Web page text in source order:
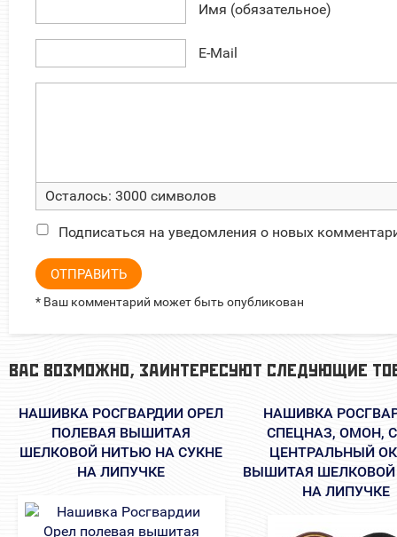
Имя (обязательное)
E-Mail
Осталось: 3000 символов
Подписаться на уведомления о новых
ОТПРАВИТЬ
* Ваш комментарий может быть опубликован
ВАС ВОЗМОЖНО, ЗАИНТЕРЕСУЮТ СЛЕДУЮЩИЕ
НАШИВКА РОСГВАРДИИ ОРЕЛ
ПОЛЕВАЯ ВЫШИТАЯ
ШЕЛКОВОЙ НИТЬЮ НА СУКНЕ
НА ЛИПУЧКЕ
НАШИВКА
СПЕЦНАЗ, ОМОН,
ЦЕНТРАЛЬНЫЙ
ВЫШИТАЯ
НА ЛИПУЧКЕ